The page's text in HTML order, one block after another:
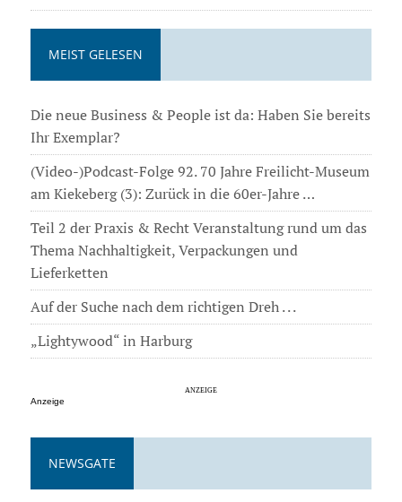
MEIST GELESEN
Die neue Business & People ist da: Haben Sie bereits
Ihr Exemplar?
(Video-)Podcast-Folge 92. 70 Jahre Freilicht-Museum
am Kiekeberg (3): Zurück in die 60er-Jahre …
Teil 2 der Praxis & Recht Veranstaltung rund um das
Thema Nachhaltigkeit, Verpackungen und
Lieferketten
Auf der Suche nach dem richtigen Dreh . . .
„Lightywood“ in Harburg
Anzeige
NEWSGATE